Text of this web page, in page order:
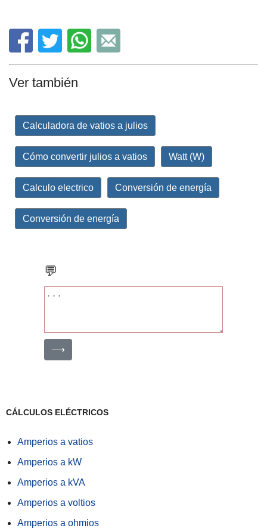
Ver también
Calculadora de vatios a julios
Cómo convertir julios a vatios Watt (W)
Calculo electrico Conversión de energía
Conversión de energía
💬
⟶
CÁLCULOS ELÉCTRICOS
Amperios a vatios
Amperios a kW
Amperios a kVA
Amperios a voltios
Amperios a ohmios